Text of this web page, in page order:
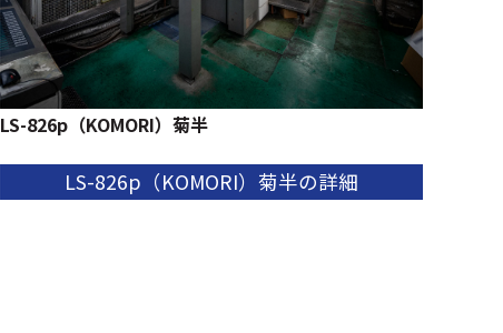
LS-826p（KOMORI）菊半
LS-826p（KOMORI）菊半の詳細